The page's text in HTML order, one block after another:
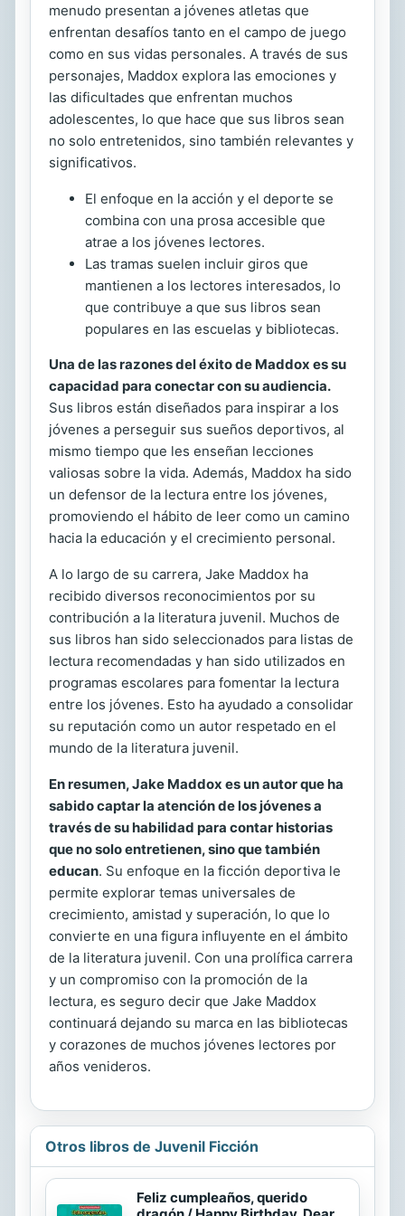
menudo presentan a jóvenes atletas que
enfrentan desafíos tanto en el campo de juego
como en sus vidas personales. A través de sus
personajes, Maddox explora las emociones y
las dificultades que enfrentan muchos
adolescentes, lo que hace que sus libros sean
no solo entretenidos, sino también relevantes y
significativos.
El enfoque en la acción y el deporte se
combina con una prosa accesible que
atrae a los jóvenes lectores.
Las tramas suelen incluir giros que
mantienen a los lectores interesados, lo
que contribuye a que sus libros sean
populares en las escuelas y bibliotecas.
Una de las razones del éxito de Maddox es su
capacidad para conectar con su audiencia.
Sus libros están diseñados para inspirar a los
jóvenes a perseguir sus sueños deportivos, al
mismo tiempo que les enseñan lecciones
valiosas sobre la vida. Además, Maddox ha sido
un defensor de la lectura entre los jóvenes,
promoviendo el hábito de leer como un camino
hacia la educación y el crecimiento personal.
A lo largo de su carrera, Jake Maddox ha
recibido diversos reconocimientos por su
contribución a la literatura juvenil. Muchos de
sus libros han sido seleccionados para listas de
lectura recomendadas y han sido utilizados en
programas escolares para fomentar la lectura
entre los jóvenes. Esto ha ayudado a consolidar
su reputación como un autor respetado en el
mundo de la literatura juvenil.
En resumen, Jake Maddox es un autor que ha
sabido captar la atención de los jóvenes a
través de su habilidad para contar historias
que no solo entretienen, sino que también
educan. Su enfoque en la ficción deportiva le
permite explorar temas universales de
crecimiento, amistad y superación, lo que lo
convierte en una figura influyente en el ámbito
de la literatura juvenil. Con una prolífica carrera
y un compromiso con la promoción de la
lectura, es seguro decir que Jake Maddox
continuará dejando su marca en las bibliotecas
y corazones de muchos jóvenes lectores por
años venideros.
Otros libros de Juvenil Ficción
Feliz cumpleaños, querido